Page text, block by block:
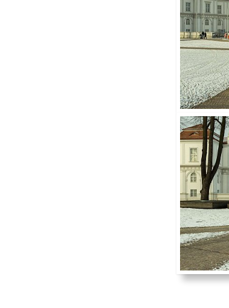
Mein Projekt Mark